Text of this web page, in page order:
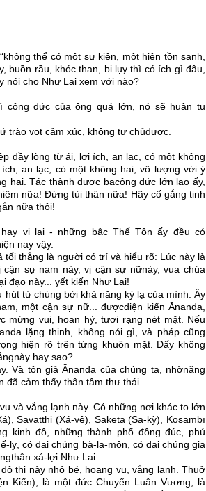
thể có một sự kiện, một hiện tồn sanh,
buồn rầu, khóc than, bi lụy thì có ích gì đâu,
nói cho Như Lai xem với nào?
đức của ông quá lớn, nó sẽ huân tụ
trào vọt cảm xúc, không tự chủđược.
đầy lòng từ ái, lợi ích, an lạc, có một không
an lạc, có một không hai; vô lượng với ý
hai. Tác thành được bacông đức lớn lao ấy,
nữa! Đừng tủi thân nữa! Hãy cố gắng tinh
nữa thôi!
vị lai - những bậc Thế Tôn ấy đều có
nay vậy.
thắng là người có trí và hiểu rõ: Lúc này là
sự nam này, vị cận sự nữnày, vua chúa
đạo này... yết kiến Như Lai!
tứ chúng bởi khả năng kỳ lạ của mình. Ấy
một cận sự nữ... đượcdiện kiến Ānanda,
mừng vui, hoan hỷ, tươi rạng nét mặt. Nếu
lặng thinh, không nói gì, và pháp cũng
hiện rõ trên từng khuôn mặt. Đấy không
hay sao?
Và tôn giả Ānanda của chúng ta, nhờnăng
đã cảm thấy thân tâm thư thái.
và vắng lạnh này. Có những nơi khác to lớn
Sāvatthi (Xá-vệ), Sāketa (Sa-kỳ), Kosambī
kinh đô, những thành phố đông đúc, phú
lỵ, có đại chúng bà-la-môn, có đại chúng gia
xá-lợi Như Lai.
thị này nhỏ bé, hoang vu, vắng lạnh. Thuở
Kiến), là một đức Chuyển Luân Vương, là